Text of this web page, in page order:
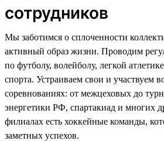
сотрудников
Мы заботимся о сплоченности
активный образ жизни. Проводим
по футболу, волейболу, легкой
спорта. Устраиваем свои и участвуем
соревнованиях: от межцеховых до
энергетики РФ, спартакиад и многих
филиалах есть хоккейные команды,
заметных успехов.